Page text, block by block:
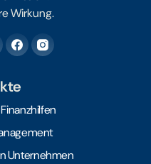
Wirkung.
Unternehmen